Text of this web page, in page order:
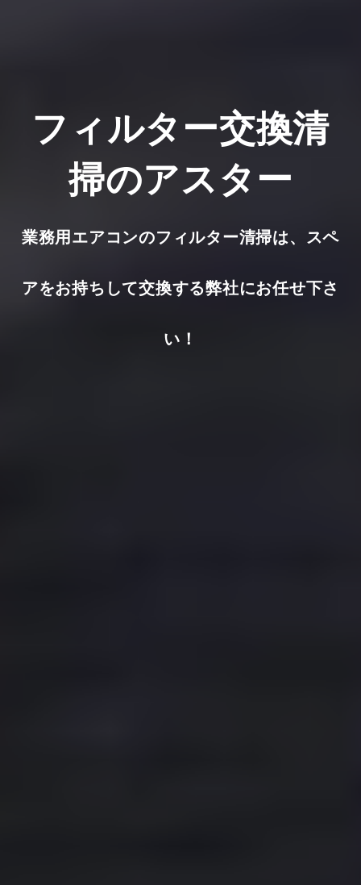
フィルター交換清
掃のアスター
業務用エアコンのフィルター清掃は、スペ
アをお持ちして交換する弊社にお任せ下さ
い！